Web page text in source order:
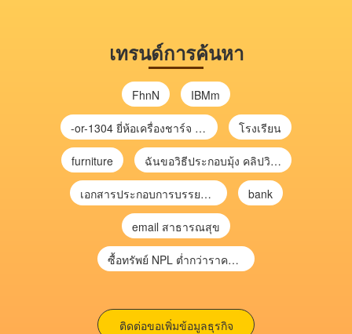
เทรนด์การค้นหา
FhnN IBMm
-or-1304 ยี่ห้อเครื่องชาร์จ chargecore โรงเรียน
furniture ฉันขอวิธีประกอบมุ้ง คลิปวิดีโอ การประกอบมุ้ง
เอกสารประกอบการบรรยาย การประเมินความเสี่ยงเพื่อวางแผนการตรวจสอบ \ bank
email สาธารณสุข
ซื้อทรัพย์ NPL ต่ำกว่าราคาตลาด 30-70% แบบไม่ต้องไปประมูล”
ติดต่อขอเพิ่มข้อมูลธุรกิจ